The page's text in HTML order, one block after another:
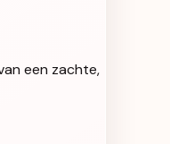
een zachte,